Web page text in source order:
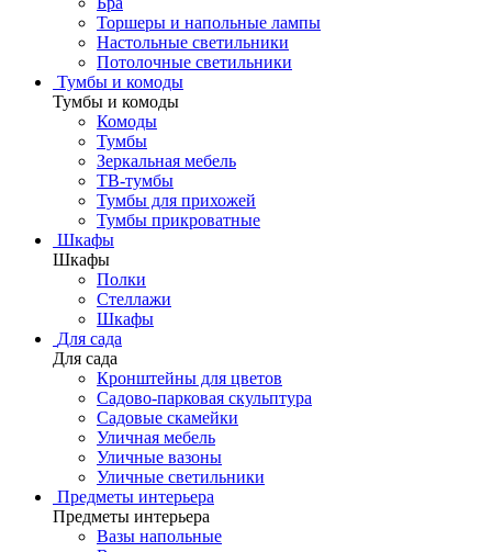
Торшеры и напольные лампы
Настольные светильники
Потолочные светильники
Тумбы и комоды
Тумбы и комоды
Комоды
Тумбы
Зеркальная мебель
ТВ-тумбы
Тумбы для прихожей
Тумбы прикроватные
Шкафы
Шкафы
Полки
Стеллажи
Шкафы
Для сада
Для сада
Кронштейны для цветов
Садово-парковая скульптура
Садовые скамейки
Уличная мебель
Уличные вазоны
Уличные светильники
Предметы интерьера
Предметы интерьера
Вазы напольные